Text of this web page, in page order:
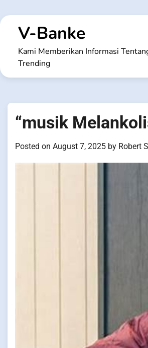
to
contentV-Banke
Kami Memberikan Informasi
Trending
“musik
Posted on August 7, 2025 by Robert